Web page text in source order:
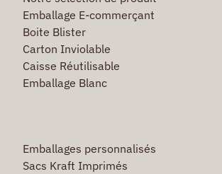
Emballage E-commerçant
Boite Blister
Carton Inviolable
Caisse Réutilisable
Emballage Blanc
Emballages personnalisés
Sacs Kraft Imprimés